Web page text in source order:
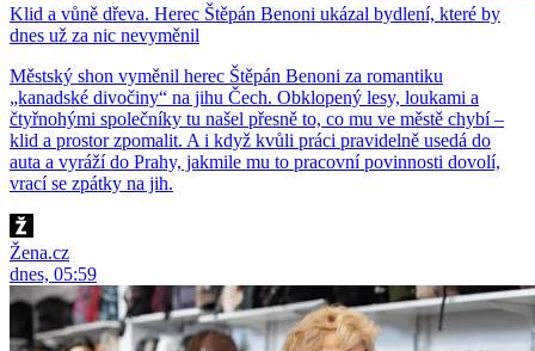
Klid a vůně dřeva. Herec Štěpán Benoni ukázal bydlení, které by
dnes už za nic nevyměnil
Městský shon vyměnil herec Štěpán Benoni za romantiku
„kanadské divočiny“ na jihu Čech. Obklopený lesy, loukami a
čtyřnohými společníky tu našel přesně to, co mu ve městě chybí –
klid a prostor zpomalit. A i když kvůli práci pravidelně usedá do
auta a vyráží do Prahy, jakmile mu to pracovní povinnosti dovolí,
vrací se zpátky na jih.
Žena.cz
dnes, 05:59